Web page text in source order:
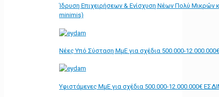
Ίδρυση Επιχειρήσεων & Ενίσχυση Νέων Πολύ Μικρών
minimis)
Νέες Υπό Σύσταση ΜμΕ για σχέδια 500.000-
Υφιστάμενες ΜμΕ για σχέδια 500.000-12.000.000€